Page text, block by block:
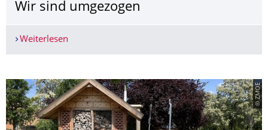
Wir sind umgezogen
Weiterlesen
© ZMOE